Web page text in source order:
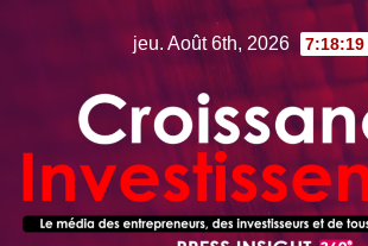
jeu. Août 6th, 2026 7:18:20